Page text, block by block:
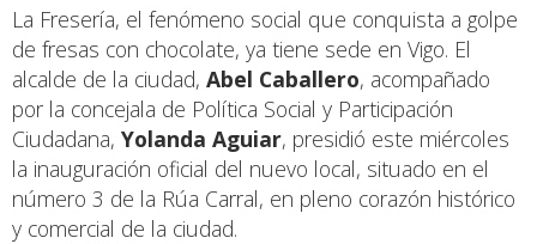
La Fresería, el fenómeno social que conquista a golpe
de fresas con chocolate, ya tiene sede en Vigo. El
alcalde de la ciudad, Abel Caballero, acompañado
por la concejala de Política Social y Participación
Ciudadana, Yolanda Aguiar, presidió este miércoles
la inauguración oficial del nuevo local, situado en el
número 3 de la Rúa Carral, en pleno corazón histórico
y comercial de la ciudad.